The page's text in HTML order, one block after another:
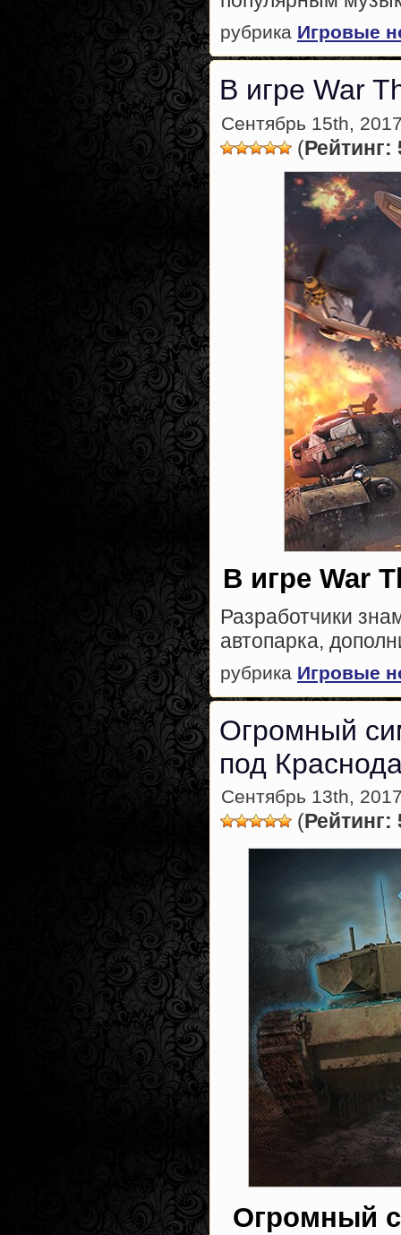
рубрика Игровые
В игре War
Сентябрь 15th,
(Рейтинг:
В игре War
Разработчики
автопарка,
рубрика Игровые
Огромный
под
Сентябрь 13th,
(Рейтинг:
Огромный